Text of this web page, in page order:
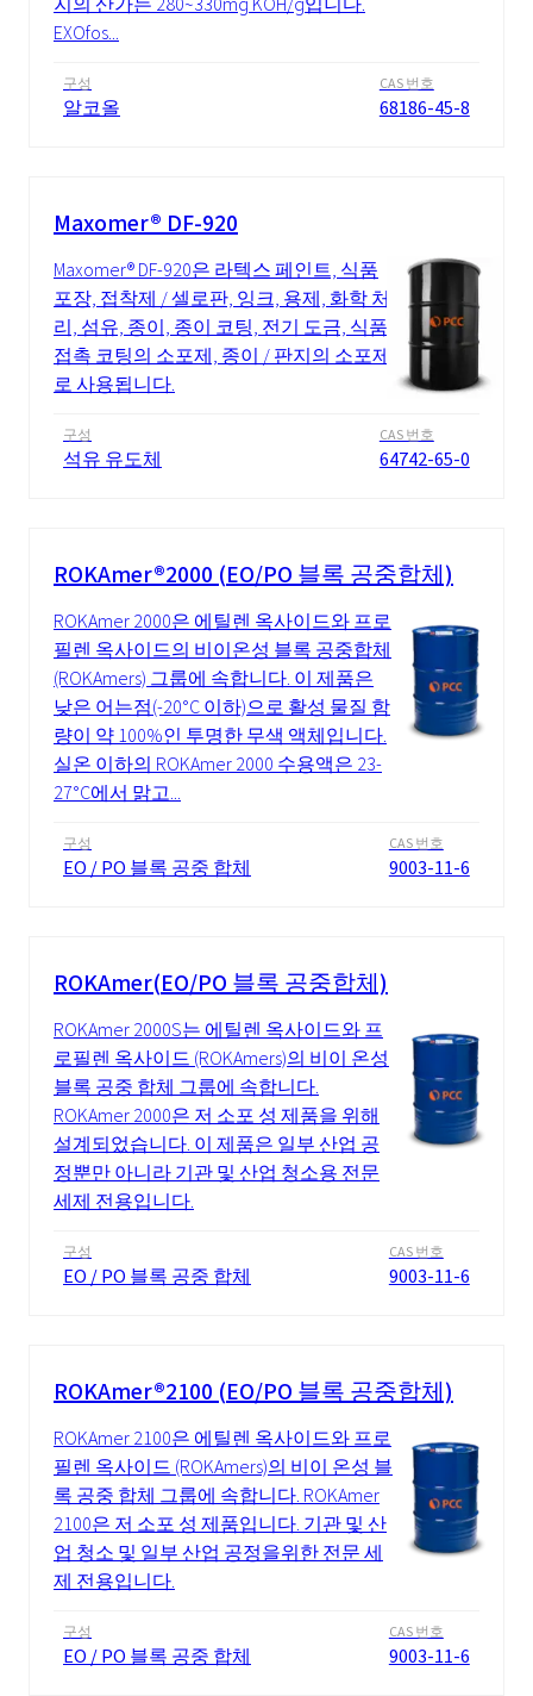
EXOfos...
구성
알코올
CAS 번호
68186-45-8
Maxomer® DF-920
Maxomer® DF-920은 라텍스 페인트, 식품
포장, 접착제 / 셀로판, 잉크, 용제, 화학 처
리, 섬유, 종이, 종이 코팅, 전기 도금, 식품
접촉 코팅의 소포제, 종이 / 판지의 소포제
로 사용됩니다.
구성
석유 유도체
CAS 번호
64742-65-0
ROKAmer®2000 (EO/PO 블록 공중합체)
ROKAmer 2000은 에틸렌 옥사이드와 프로
필렌 옥사이드의 비이온성 블록 공중합체
(ROKAmers) 그룹에 속합니다. 이 제품은
낮은 어는점(-20°C 이하)으로 활성 물질 함
량이 약 100%인 투명한 무색 액체입니다.
실온 이하의 ROKAmer 2000 수용액은 23-
27°C에서 맑고...
구성
EO / PO 블록 공중 합체
CAS 번호
9003-11-6
ROKAmer(EO/PO 블록 공중합체)
ROKAmer 2000S는 에틸렌 옥사이드와 프
로필렌 옥사이드 (ROKAmers)의 비이 온성
블록 공중 합체 그룹에 속합니다.
ROKAmer 2000은 저 소포 성 제품을 위해
설계되었습니다. 이 제품은 일부 산업 공
정뿐만 아니라 기관 및 산업 청소용 전문
세제 전용입니다.
구성
EO / PO 블록 공중 합체
CAS 번호
9003-11-6
ROKAmer®2100 (EO/PO 블록 공중합체)
ROKAmer 2100은 에틸렌 옥사이드와 프로
필렌 옥사이드 (ROKAmers)의 비이 온성 블
록 공중 합체 그룹에 속합니다. ROKAmer
2100은 저 소포 성 제품입니다. 기관 및 산
업 청소 및 일부 산업 공정을위한 전문 세
제 전용입니다.
구성
EO / PO 블록 공중 합체
CAS 번호
9003-11-6